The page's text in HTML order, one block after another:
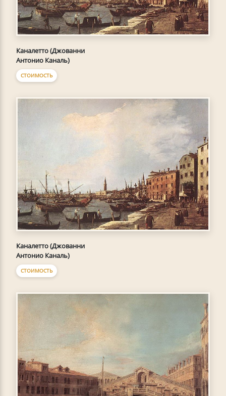
Каналетто (Джованни
Антонио Каналь)
СТОИМОСТЬ
Каналетто (Джованни
Антонио Каналь)
СТОИМОСТЬ